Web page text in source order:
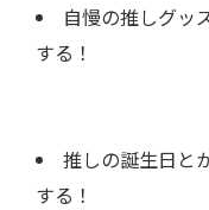
自慢の推しグッ
する！
推しの誕生日と
する！